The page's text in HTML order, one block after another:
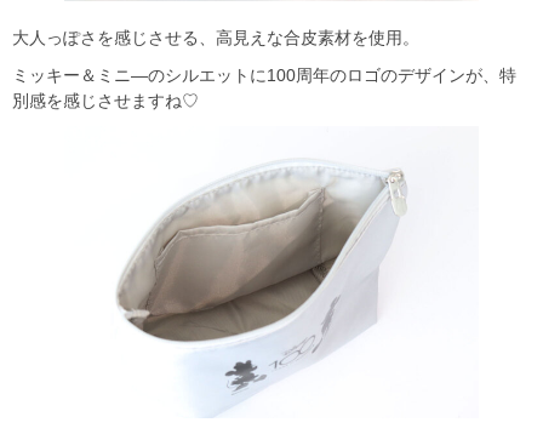
大人っぽさを感じさせる、高見えな合皮素材を使用。
ミッキー＆ミニ―のシルエットに100周年のロゴのデザインが、特
別感を感じさせますね♡